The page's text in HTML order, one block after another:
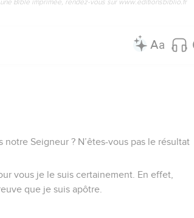
notre Seigneur ? N’êtes-vous pas le résultat
vous je le suis certainement. En effet,
que je suis apôtre.